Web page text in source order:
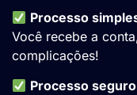
Processo
Você recebe a
complicações!
Processo seguro